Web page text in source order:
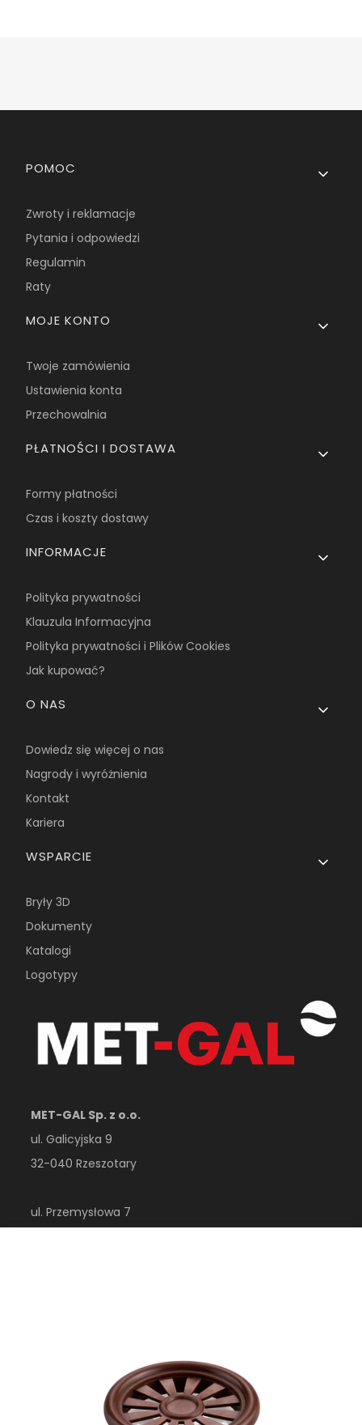
Linki w stopce
POMOC
Zwroty i reklamacje
Pytania i odpowiedzi
Regulamin
Raty
MOJE KONTO
Twoje zamówienia
Ustawienia konta
Przechowalnia
PŁATNOŚCI I DOSTAWA
Formy płatności
Czas i koszty dostawy
INFORMACJE
Polityka prywatności
Klauzula Informacyjna
Polityka prywatności i Plików Cookies
Jak kupować?
O NAS
Dowiedz się więcej o nas
Nagrody i wyróżnienia
Kontakt
Kariera
WSPARCIE
Bryły 3D
Dokumenty
Katalogi
Logotypy
MET-GAL Sp. z o.o.
ul. Galicyjska 9
32-040 Rzeszotary
ul. Przemysłowa 7